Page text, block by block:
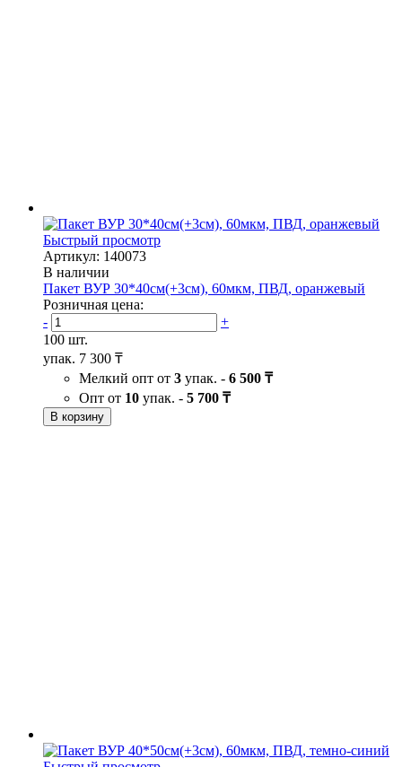
Быстрый просмотр
Артикул: 140073
В наличии
Пакет ВУР 30*40см(+3см), 60мкм, ПВД, оранжевый
Розничная цена:
-
+
100 шт.
упак. 7 300 ₸
Мелкий опт от 3 упак. - 6 500 ₸
Опт от 10 упак. - 5 700 ₸
В корзину